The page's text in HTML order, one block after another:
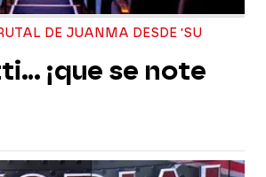
DE JUANMA DESDE 'SU
¡que se note